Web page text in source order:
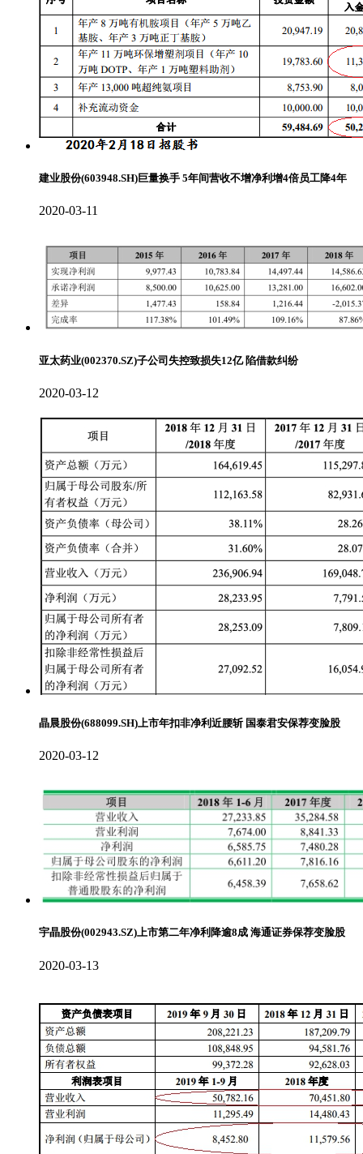
建业股份(603948.SH)巨量换手 5年间营收不增净利增4倍员工降4年
2020-03-11
亚太药业(002370.SZ)子公司失控致损失12亿 陷借款纠纷
2020-03-12
晶晨股份(688099.SH)上市年扣非净利近腰斩 国泰君安保荐变脸股
2020-03-12
宇晶股份(002943.SZ)上市第二年净利降逾8成 海通证券保荐变脸股
2020-03-13